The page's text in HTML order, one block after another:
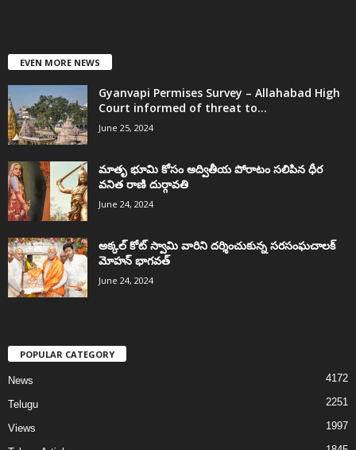
EVEN MORE NEWS
Gyanvapi Permises Survey – Allahabad High
Court informed of threat to...
June 25, 2024
మాతృ భూమి కోసం అద్వితీయ పోరాటం సలిపిన ధీర
వనిత రాణి దుర్గావతి
June 24, 2024
అక్కల్‌ కోట్‌ స్వామి వారిని దర్శించుకున్న సరసంఘచాలక్
మోహన్ భాగవత్
June 24, 2024
POPULAR CATEGORY
News 4172
Telugu 2251
Views 1997